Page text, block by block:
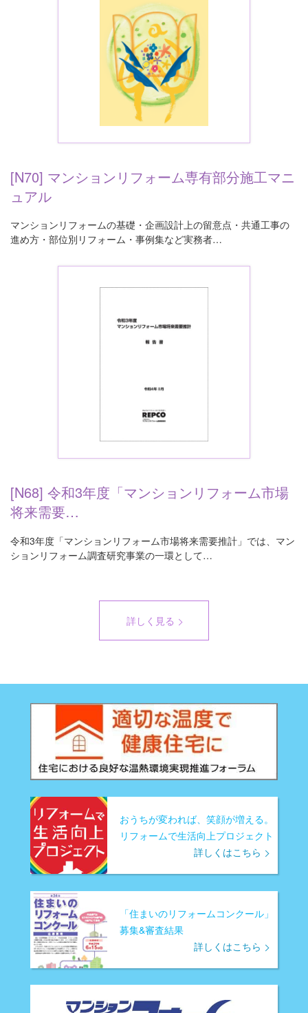
[N70] マンションリフォーム専有部分施工マニ
ュアル
マンションリフォームの基礎・企画設計上の留意点・共通工事の
進め方・部位別リフォーム・事例集など実務者…
[N68] 令和3年度「マンションリフォーム市場
将来需要…
令和3年度「マンションリフォーム市場将来需要推計」では、マン
ションリフォーム調査研究事業の一環として…
詳しく見る
おうちが変われば、笑顔が増える。
リフォームで生活向上プロジェクト
詳しくはこちら
「住まいのリフォームコンクール」
募集&審査結果
詳しくはこちら